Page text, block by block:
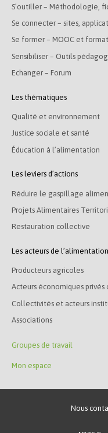
S’outiller – Méthodologie,
Se connecter – sites,
Se former – MOOC et
Sensibiliser – Outils
Echanger – Forum
Les thématiques
Qualité et environnement
Justice sociale et santé
Éducation à l’alimentation
Les leviers d’actions
Réduire le gaspillage
Projets Alimentaires
Restauration collective
Les acteurs de l’alimentation
Producteurs agricoles
Acteurs économiques privés
Collectivités et acteurs
Associations
Groupes de travail
Mon espace
Nous